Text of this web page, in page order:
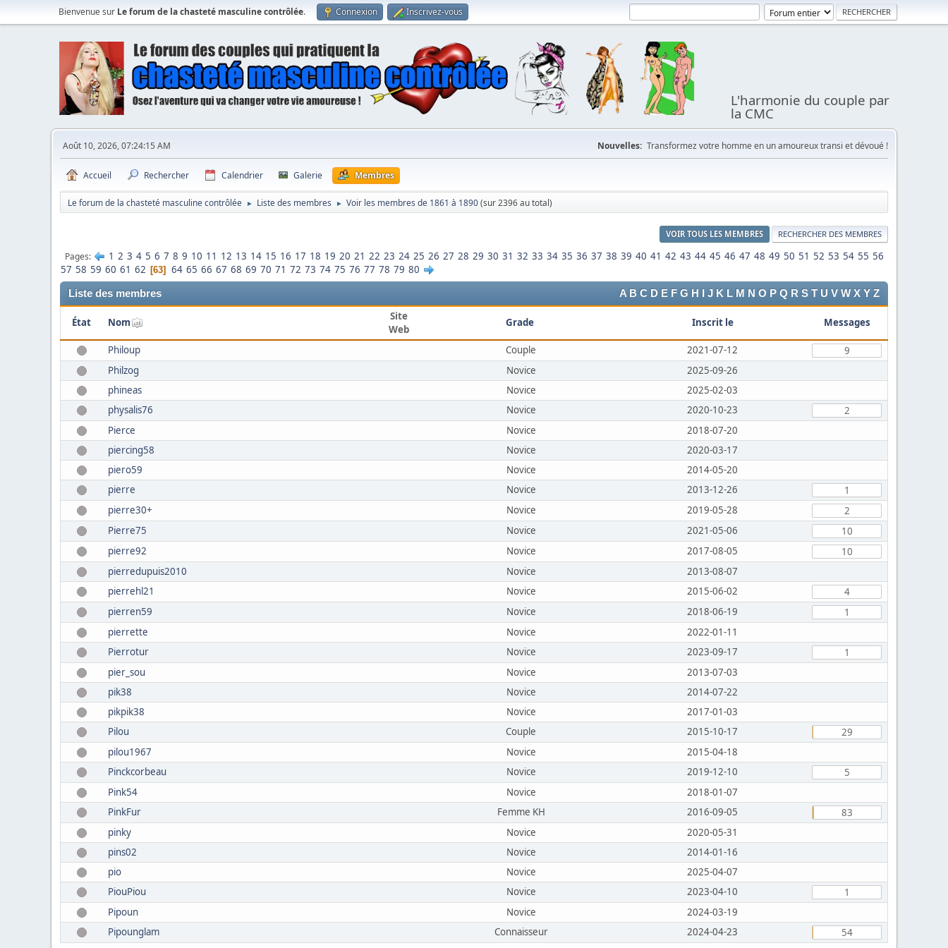
Bienvenue sur Le forum de la chasteté masculine contrôlée. Connexion Inscrivez-vous
L'harmonie du couple par
la CMC
Août 10, 2026, 07:24:15 AM Nouvelles: Transformez votre homme en un amoureux transi et dévoué !
Accueil Rechercher Calendrier Galerie Membres
Le forum de la chasteté masculine contrôlée ► Liste des membres ► Voir les membres de 1861 à 1890(sur 2396 au total)
VOIR TOUS LES MEMBRES RECHERCHER DES MEMBRES
Pages 1 2 3 4 5 6 7 8 9 10 11 12 13 14 15 16 17 18 19 20 21 22 23 24 25 26 27 28 29 30 31 32 33 34 35 36 37 38 39 40 41 42 43 44 45 46 47 48 49 50 51 52 53 54 55 56
57 58 59 60 61 62 63 64 65 66 67 68 69 70 71 72 73 74 75 76 77 78 79 80
Liste des membres A B C D E F G H I J K L M N O P Q R S T U V W X Y Z
État Nom
Site
Web
Grade Inscrit le Messages
Philoup Couple 2021-07-12
9
Philzog
Novice
2025-09-26
phineas
Novice
2025-02-03
physalis76
Novice 2020-10-23
2
Pierce
Novice
2018-07-20
piercing58
Novice
2020-03-17
piero59
Novice
2014-05-20
pierre
Novice 2013-12-26
1
pierre30+
Novice 2019-05-28
2
Pierre75
Novice 2021-05-06
10
pierre92
Novice 2017-08-05
10
pierredupuis2010
Novice
2013-08-07
pierrehl21
Novice 2015-06-02
4
pierren59
Novice 2018-06-19
1
pierrette
Novice
2022-01-11
Pierrotur
Novice 2023-09-17
1
pier_sou
Novice
2013-07-03
pik38
Novice
2014-07-22
pikpik38
Novice
2017-01-03
Pilou
Couple 2015-10-17
29
pilou1967
Novice
2015-04-18
Pinckcorbeau
Novice 2019-12-10
5
Pink54
Novice
2018-01-07
PinkFur
Femme KH 2016-09-05
83
pinky
Novice
2020-05-31
pins02
Novice
2014-01-16
pio
Novice
2025-04-07
PiouPiou
Novice 2023-04-10
1
Pipoun
Novice
2024-03-19
Pipounglam
Connaisseur 2024-04-23 54